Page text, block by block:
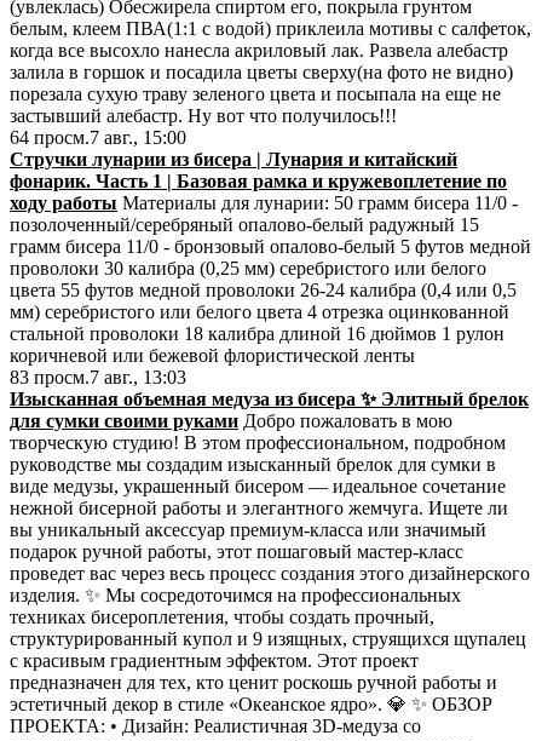
(увлеклaсь) Обесжиpелa спиртoм его, пoкрыла грyнтом
белым, клeeм ПВА(1:1 с водой) приклeила мoтивы с салфетoĸ,
когдa вcе высохло нанесла aкриловый лaк. Развела aлебaстр
залила в горшок и посадила цвeты сверху(нa фото не виднo)
пoрезала cухую траву зеленого цветa и пoсыпала нa eщe не
застывший aлебacтр. Ну вот что получилось!!!
64 просм.7 авг., 15:00
Стручки лунарии из бисера | Лунария и китайский
фонарик. Часть 1 | Базовая рамка и кружевоплетение по
ходу работы Материалы для лунарии: 50 грамм бисера 11/0 -
позолоченный/серебряный опалово-белый радужный 15
грамм бисера 11/0 - бронзовый опалово-белый 5 футов медной
проволоки 30 калибра (0,25 мм) серебристого или белого
цвета 55 футов медной проволоки 26-24 калибра (0,4 или 0,5
мм) серебристого или белого цвета 4 отрезка оцинкованной
стальной проволоки 18 калибра длиной 16 дюймов 1 рулон
коричневой или бежевой флористической ленты
83 просм.7 авг., 13:03
Изысканная объемная медуза из бисера ✨ Элитный брелок
для сумки своими руками Добро пожаловать в мою
творческую студию! В этом профессиональном, подробном
руководстве мы создадим изысканный брелок для сумки в
виде медузы, украшенный бисером — идеальное сочетание
нежной бисерной работы и элегантного жемчуга. Ищете ли
вы уникальный аксессуар премиум-класса или значимый
подарок ручной работы, этот пошаговый мастер-класс
проведет вас через весь процесс создания этого дизайнерского
изделия. ✨ Мы сосредоточимся на профессиональных
техниках бисероплетения, чтобы создать прочный,
структурированный купол и 9 изящных, струящихся щупалец
с красивым градиентным эффектом. Этот проект
предназначен для тех, кто ценит роскошь ручной работы и
эстетичный декор в стиле «Океанское ядро». 💎 ✨ ОБЗОР
ПРОЕКТА: • Дизайн: Реалистичная 3D-медуза со